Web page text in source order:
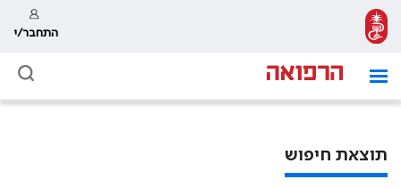
התחבר/י
תוצאת חיפוש